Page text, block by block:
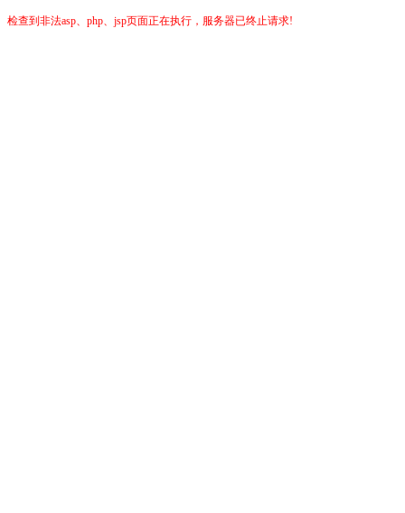
检查到非法asp、php、jsp页面正在执行，服务器已终止请求!